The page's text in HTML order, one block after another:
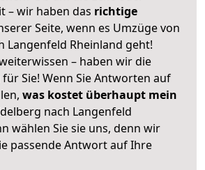
– wir haben das richtige
Seite, wenn es Umzüge von
Langenfeld Rheinland geht!
– haben wir die
Sie! Wenn Sie Antworten auf
was kostet überhaupt mein
nach Langenfeld
wählen Sie sie uns, denn wir
passende Antwort auf Ihre